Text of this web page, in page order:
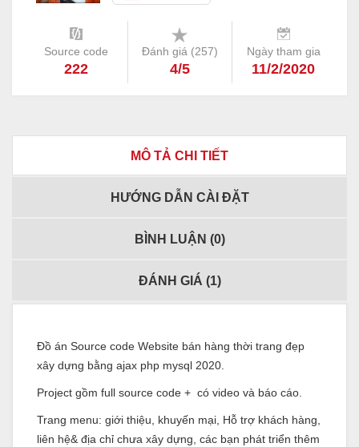
Source code
222
Đánh giá (257)
4/5
Ngày tham gia
11/2/2020
MÔ TẢ CHI TIẾT
HƯỚNG DẪN CÀI ĐẶT
BÌNH LUẬN (0)
ĐÁNH GIÁ (1)
Đồ án Source code Website bán hàng thời trang đẹp
xây dựng bằng ajax php mysql 2020.
Project gồm full source code + có video và báo cáo.
Trang menu: giới thiệu, khuyến mại, Hỗ trợ khách hàng,
liên hệ& địa chỉ chưa xây dựng, các bạn phát triển thêm